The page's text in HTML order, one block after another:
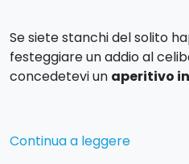
Se siete stanchi del solito
festeggiare un addio al
concedetevi un aperitivo
La partenza è prevista alle
con direzioneMondello
Continua a leggere